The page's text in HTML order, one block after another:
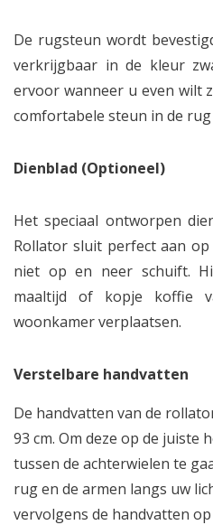
De rugsteun wordt
verkrijgbaar in de kleur
ervoor wanneer u even wilt
comfortabele steun in de
Dienblad (Optioneel)
Het speciaal ontworpen
Rollator sluit perfect aan
niet op en neer schuift.
maaltijd of kopje koffie
woonkamer verplaatsen.
Verstelbare handvatten
De handvatten van de
93 cm. Om deze op de juiste
tussen de achterwielen te
rug en de armen langs uw
vervolgens de handvatten